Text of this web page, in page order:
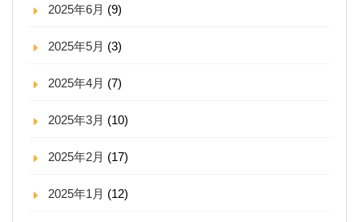
2025年6月 (9)
2025年5月 (3)
2025年4月 (7)
2025年3月 (10)
2025年2月 (17)
2025年1月 (12)